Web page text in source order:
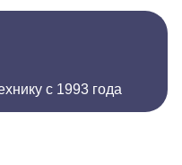
с 1993 года